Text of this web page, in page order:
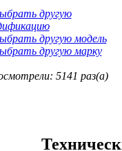
другую
другую модель
другую марку
5141 раз(а)